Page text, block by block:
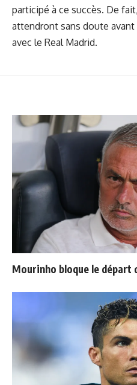
participé à ce succès. De
attendront sans doute
avec le Real Madrid.
Mourinho bloque le départ